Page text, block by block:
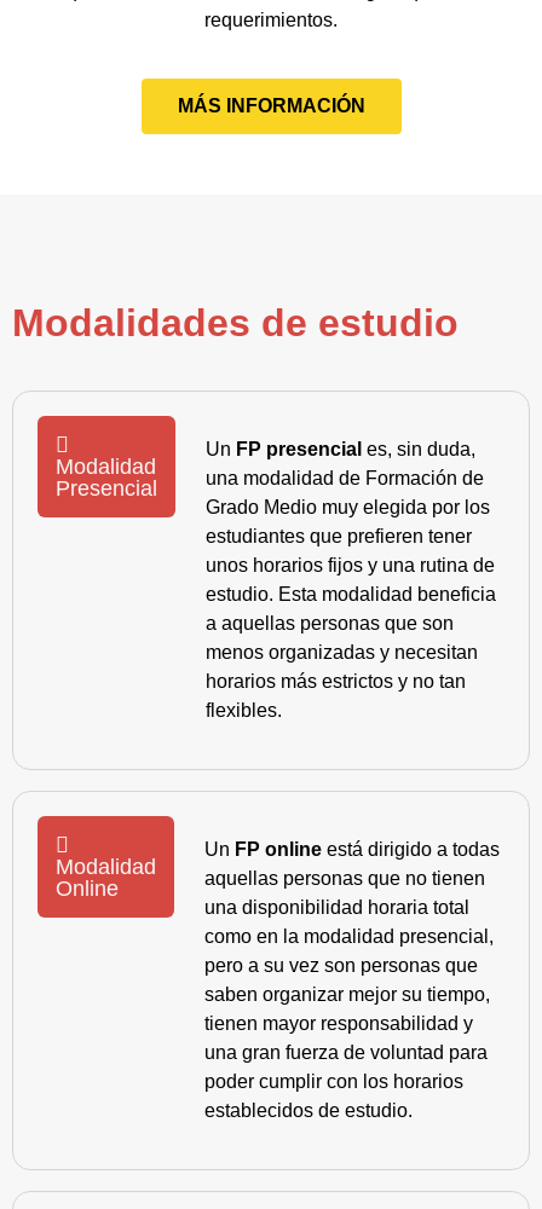
requerimientos.
MÁS INFORMACIÓN
Modalidades de estudio
Modalidad
Presencial
Un FP presencial es, sin duda,
una modalidad de Formación de
Grado Medio muy elegida por los
estudiantes que prefieren tener
unos horarios fijos y una rutina de
estudio. Esta modalidad beneficia
a aquellas personas que son
menos organizadas y necesitan
horarios más estrictos y no tan
flexibles.
Modalidad
Online
Un FP online está dirigido a todas
aquellas personas que no tienen
una disponibilidad horaria total
como en la modalidad presencial,
pero a su vez son personas que
saben organizar mejor su tiempo,
tienen mayor responsabilidad y
una gran fuerza de voluntad para
poder cumplir con los horarios
establecidos de estudio.